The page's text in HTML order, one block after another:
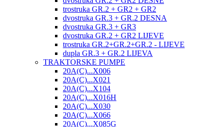
trostruka GR.2 + GR2 + GR2
dvostruka GR.3 + GR.2 DESNA
dvostruka GR.3 + GR3
dvostruka GR.2 + GR2 LIJEVE
trostruka GR.2+GR.2+GR.2 - LIJEVE
dupla GR.3 + GR.2 LIJEVA
TRAKTORSKE PUMPE
20A(C)...X006
20A(C)...X021
20A(C)...X104
20A(C)...X016H
20A(C)...X030
20A(C)...X066
20A(C)...X085G